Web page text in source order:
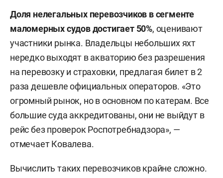
Доля нелегальных перевозчиков в сегменте
маломерных судов достигает 50%, оценивают
участники рынка. Владельцы небольших яхт
нередко выходят в акваторию без разрешения
на перевозку и страховки, предлагая билет в 2
раза дешевле официальных операторов. «Это
огромный рынок, но в основном по катерам. Все
большие суда аккредитованы, они не выйдут в
рейс без проверок Роспотребнадзора», —
отмечает Ковалева.
Вычислить таких перевозчиков крайне сложно.